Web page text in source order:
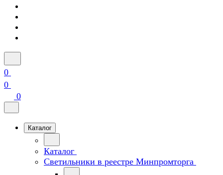
0
0
0
Каталог
Каталог
Светильники в реестре Минпромторга